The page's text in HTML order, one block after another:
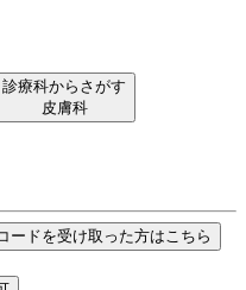
診療科からさがす
皮膚科
ードを受け取った方はこちら